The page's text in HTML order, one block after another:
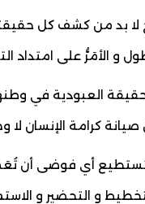
لا بد من كشف كل
و الأمَرُّ على امتداد
العبودية في وطنها
كرامة الإنسان لا
تستطيع أي فوضى أن
و التحضير و